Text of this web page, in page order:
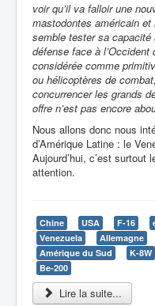
voir qu’il va falloir une
mastodontes américain
semble tester sa
défense face à
considérée comme
ou hélicoptères de
concurrencer les grands
offre n’est pas encore
Nous allons donc nous
d’Amérique Latine : le
Aujourd’hui, c’est surtout
attention.
Chine USA F-16
Venezuela
Allemagne
Amérique du Sud
K-8W
Be-200
Lire la suite...